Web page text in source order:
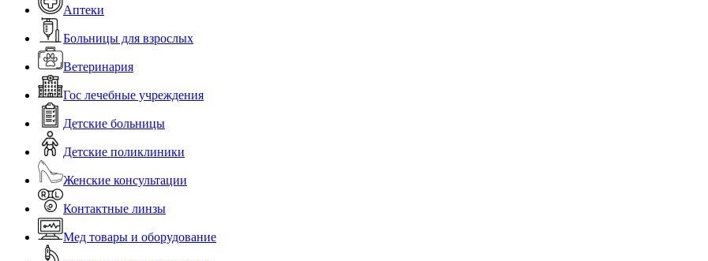
Аптеки
Больницы для взрослых
Ветеринария
Гос лечебные учреждения
Детские больницы
Детские поликлиники
Женские консультации
Контактные линзы
Мед товары и оборудование